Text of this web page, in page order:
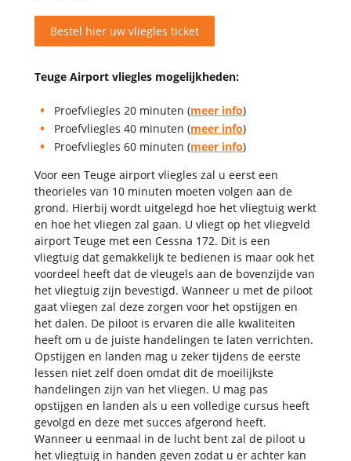
Bestel hier uw vliegles ticket
Teuge Airport vliegles mogelijkheden:
Proefvliegles 20 minuten (meer info)
Proefvliegles 40 minuten (meer info)
Proefvliegles 60 minuten (meer info)
Voor een Teuge airport vliegles zal u eerst een
theorieles van 10 minuten moeten volgen aan de
grond. Hierbij wordt uitgelegd hoe het vliegtuig werkt
en hoe het vliegen zal gaan. U vliegt op het vliegveld
airport Teuge met een Cessna 172. Dit is een
vliegtuig dat gemakkelijk te bedienen is maar ook het
voordeel heeft dat de vleugels aan de bovenzijde van
het vliegtuig zijn bevestigd. Wanneer u met de piloot
gaat vliegen zal deze zorgen voor het opstijgen en
het dalen. De piloot is ervaren die alle kwaliteiten
heeft om u de juiste handelingen te laten verrichten.
Opstijgen en landen mag u zeker tijdens de eerste
lessen niet zelf doen omdat dit de moeilijkste
handelingen zijn van het vliegen. U mag pas
opstijgen en landen als u een volledige cursus heeft
gevolgd en deze met succes afgerond heeft.
Wanneer u eenmaal in de lucht bent zal de piloot u
het vliegtuig in handen geven zodat u er achter kan